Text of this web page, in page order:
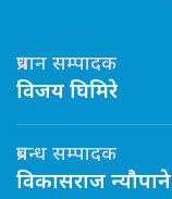
प्रधान सम्पादक
विजय घिमिरे
प्रबन्ध सम्पादक
विकासराज न्यौपाने